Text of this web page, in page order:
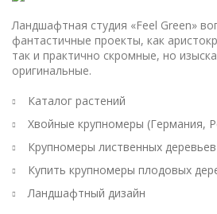
Ландшафтная студия «Feel Green»
фантастичные проекты, как
так и практично скромные, но
оригинальные.
Каталог растений
Хвойные крупномеры (Германия,
Крупномеры лиственных деревьев
Купить крупномеры плодовых
Ландшафтный дизайн